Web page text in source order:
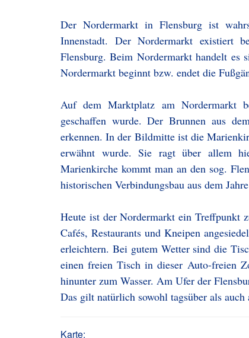
Der Nordermarkt in Flensburg ist
Innenstadt. Der Nordermarkt existiert
Flensburg. Beim Nordermarkt handelt es
Nordermarkt beginnt bzw. endet die
Auf dem Marktplatz am Nordermarkt
geschaffen wurde. Der Brunnen aus
erkennen. In der Bildmitte ist die
erwähnt wurde. Sie ragt über allem
Marienkirche kommt man an den sog.
historischen Verbindungsbau aus dem
Heute ist der Nordermarkt ein Treffpunkt
Cafés, Restaurants und Kneipen
erleichtern. Bei gutem Wetter sind die
einen freien Tisch in dieser Auto-freien
hinunter zum Wasser. Am Ufer der
Das gilt natürlich sowohl tagsüber als auch
Karte: